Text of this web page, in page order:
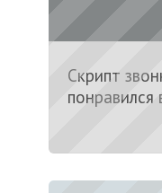
Скрипт
понравился